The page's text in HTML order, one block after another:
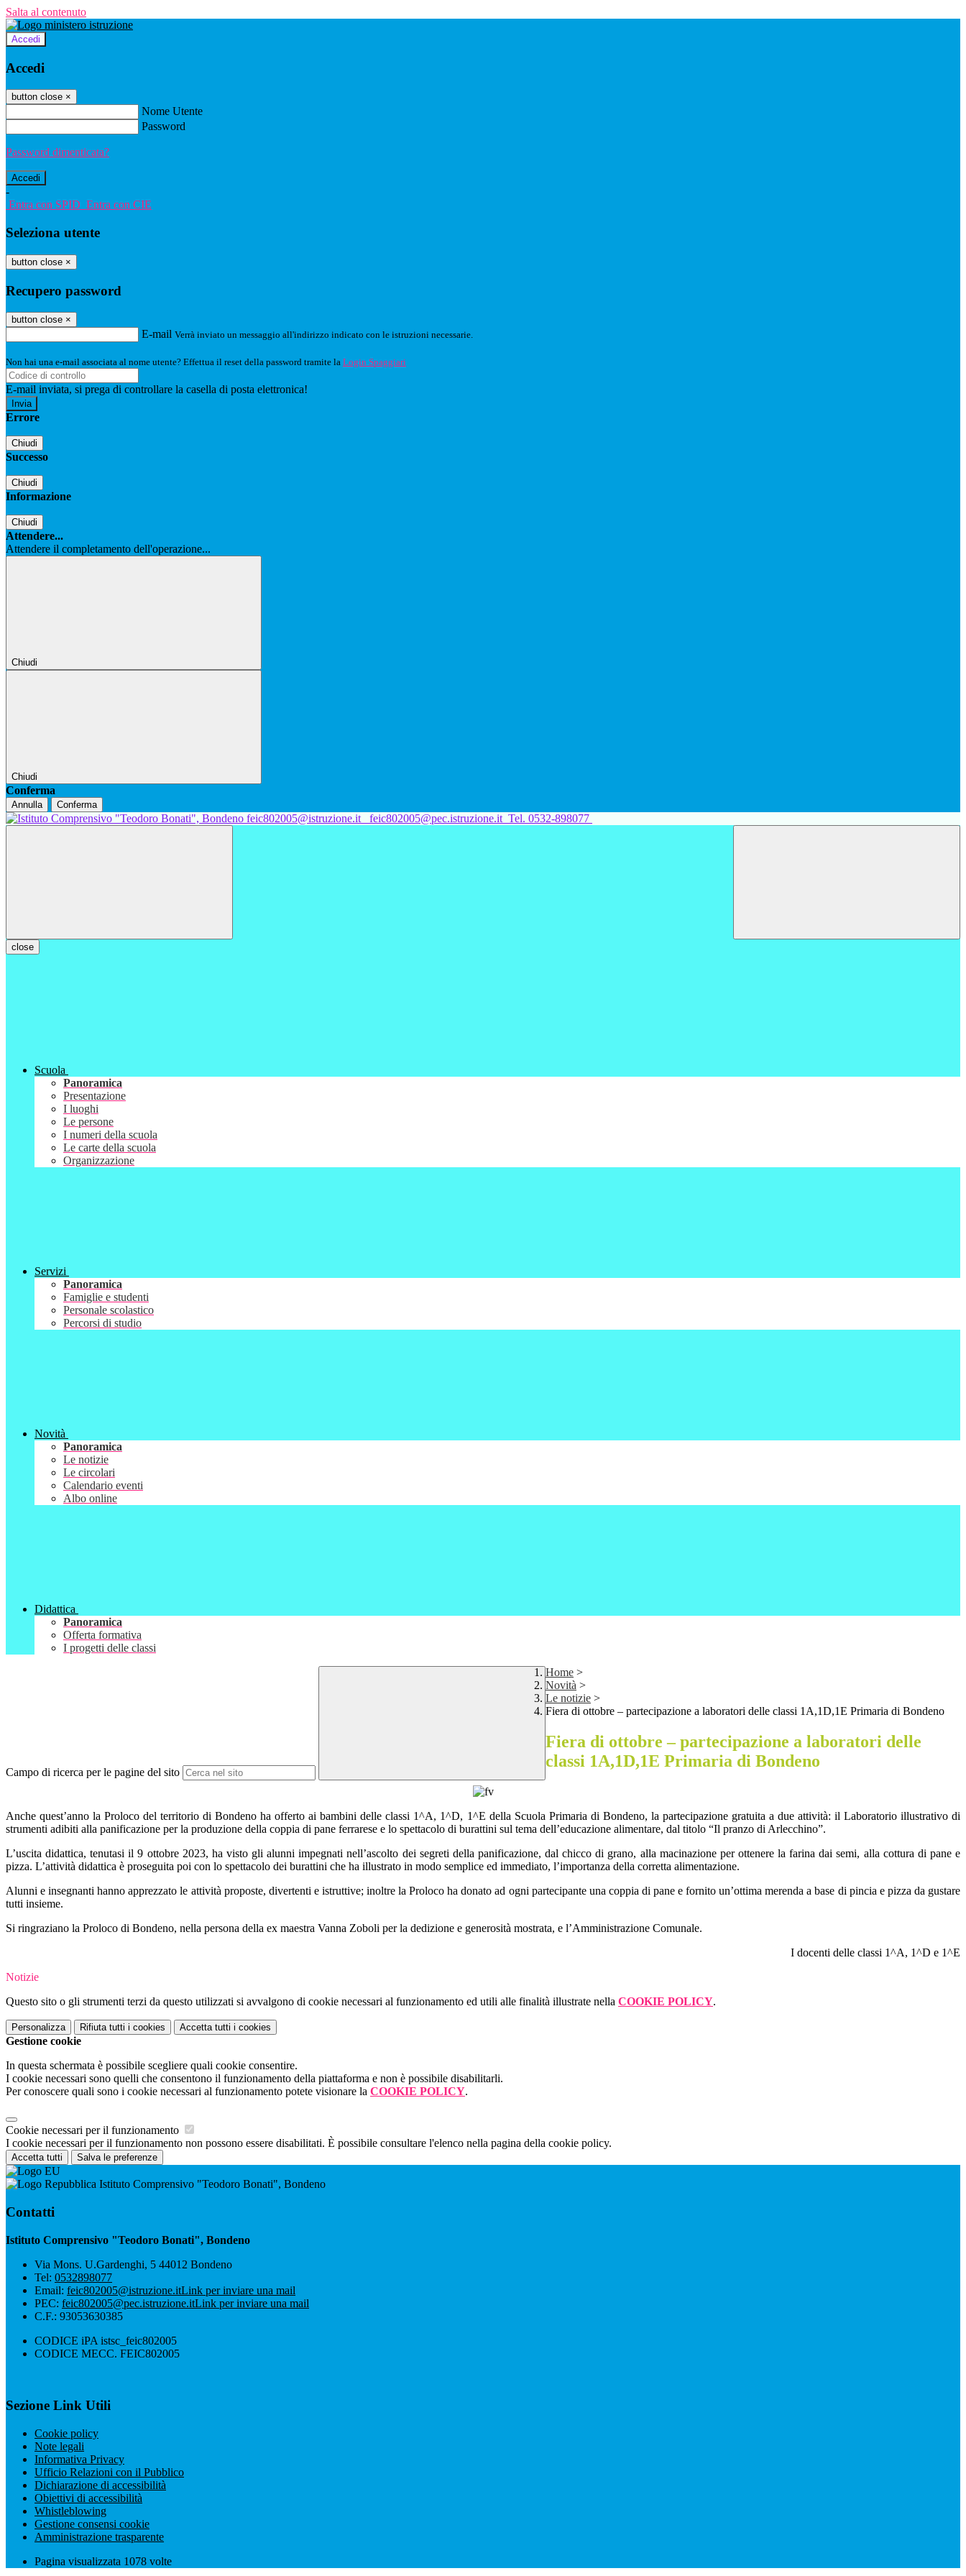
Salta al contenuto
Accedi
Accedi
button close ×
Nome Utente
Password
Password dimenticata?
-
Entra con SPID Entra con CIE
Seleziona utente
button close ×
Recupero password
button close ×
E-mail Verrà inviato un messaggio all'indirizzo indicato con le istruzioni necessarie.
Non hai una e-mail associata al nome utente? Effettua il reset della password tramite la Login Spaggiari
E-mail inviata, si prega di controllare la casella di posta elettronica!
Errore
Chiudi
Successo
Chiudi
Informazione
Chiudi
Attendere...
Attendere il completamento dell'operazione...
Chiudi
Chiudi
Conferma
Annulla Conferma
feic802005@istruzione.it feic802005@pec.istruzione.it Tel. 0532-898077
close
Scuola
Panoramica
Presentazione
I luoghi
Le persone
I numeri della scuola
Le carte della scuola
Organizzazione
Servizi
Panoramica
Famiglie e studenti
Personale scolastico
Percorsi di studio
Novità
Panoramica
Le notizie
Le circolari
Calendario eventi
Albo online
Didattica
Panoramica
Offerta formativa
I progetti delle classi
Campo di ricerca per le pagine del sito
Home >
Novità >
Le notizie >
Fiera di ottobre – partecipazione a laboratori delle classi 1A,1D,1E Primaria di Bondeno
Fiera di ottobre – partecipazione a laboratori delle
classi 1A,1D,1E Primaria di Bondeno
Anche quest’anno la Proloco del territorio di Bondeno ha offerto ai bambini delle classi 1^A, 1^D, 1^E della Scuola Primaria di Bondeno, la partecipazione gratuita a due attività: il Laboratorio illustrativo di
strumenti adibiti alla panificazione per la produzione della coppia di pane ferrarese e lo spettacolo di burattini sul tema dell’educazione alimentare, dal titolo “Il pranzo di Arlecchino”.
L’uscita didattica, tenutasi il 9 ottobre 2023, ha visto gli alunni impegnati nell’ascolto dei segreti della panificazione, dal chicco di grano, alla macinazione per ottenere la farina dai semi, alla cottura di pane e
pizza. L’attività didattica è proseguita poi con lo spettacolo dei burattini che ha illustrato in modo semplice ed immediato, l’importanza della corretta alimentazione.
Alunni e insegnanti hanno apprezzato le attività proposte, divertenti e istruttive; inoltre la Proloco ha donato ad ogni partecipante una coppia di pane e fornito un’ottima merenda a base di pincia e pizza da gustare
tutti insieme.
Si ringraziano la Proloco di Bondeno, nella persona della ex maestra Vanna Zoboli per la dedizione e generosità mostrata, e l’Amministrazione Comunale.
I docenti delle classi 1^A, 1^D e 1^E
Notizie
Questo sito o gli strumenti terzi da questo utilizzati si avvalgono di cookie necessari al funzionamento ed utili alle finalità illustrate nella COOKIE POLICY.
Personalizza Rifiuta tutti i cookies Accetta tutti i cookies
Gestione cookie
In questa schermata è possibile scegliere quali cookie consentire.
I cookie necessari sono quelli che consentono il funzionamento della piattaforma e non è possibile disabilitarli.
Per conoscere quali sono i cookie necessari al funzionamento potete visionare la COOKIE POLICY.
Cookie necessari per il funzionamento
I cookie necessari per il funzionamento non possono essere disabilitati. È possibile consultare l'elenco nella pagina della cookie policy.
Accetta tutti Salva le preferenze
Istituto Comprensivo "Teodoro Bonati", Bondeno
Contatti
Istituto Comprensivo "Teodoro Bonati", Bondeno
Via Mons. U.Gardenghi, 5 44012 Bondeno
Tel: 0532898077
Email: feic802005@istruzione.itLink per inviare una mail
PEC: feic802005@pec.istruzione.itLink per inviare una mail
C.F.: 93053630385
CODICE iPA istsc_feic802005
CODICE MECC. FEIC802005
Sezione Link Utili
Cookie policy
Note legali
Informativa Privacy
Ufficio Relazioni con il Pubblico
Dichiarazione di accessibilità
Obiettivi di accessibilità
Whistleblowing
Gestione consensi cookie
Amministrazione trasparente
Pagina visualizzata 1078 volte